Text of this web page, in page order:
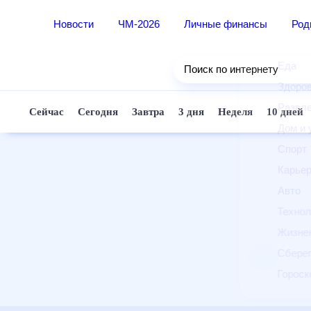
Новости ЧМ-2026 Личные финансы
Поиск по интернету
Сейчас Сегодня Завтра 3 дня Неделя 10